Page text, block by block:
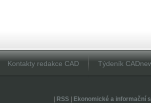
Kontakty redakce CAD Týdeník
RSS| Ekonomické a informační